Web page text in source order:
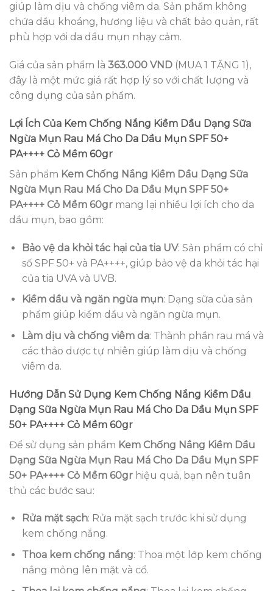
giúp làm dịu và chống viêm da. Sản phẩm không
chứa dầu khoáng, hương liệu và chất bảo quản, rất
phù hợp với da dầu mụn nhạy cảm.
Giá của sản phẩm là 363.000 VND (MUA 1 TẶNG 1),
đây là một mức giá rất hợp lý so với chất lượng và
công dụng của sản phẩm.
Lợi Ích Của Kem Chống Nắng Kiềm Dầu Dạng Sữa
Ngừa Mụn Rau Má Cho Da Dầu Mụn SPF 50+
PA++++ Cỏ Mềm 60gr
Sản phẩm Kem Chống Nắng Kiềm Dầu Dạng Sữa
Ngừa Mụn Rau Má Cho Da Dầu Mụn SPF 50+
PA++++ Cỏ Mềm 60gr mang lại nhiều lợi ích cho da
dầu mụn, bao gồm:
Bảo vệ da khỏi tác hại của tia UV: Sản phẩm có chỉ
số SPF 50+ và PA++++, giúp bảo vệ da khỏi tác hại
của tia UVA và UVB.
Kiềm dầu và ngăn ngừa mụn: Dạng sữa của sản
phẩm giúp kiềm dầu và ngăn ngừa mụn.
Làm dịu và chống viêm da: Thành phần rau má và
các thảo dược tự nhiên giúp làm dịu và chống
viêm da.
Hướng Dẫn Sử Dụng Kem Chống Nắng Kiềm Dầu
Dạng Sữa Ngừa Mụn Rau Má Cho Da Dầu Mụn SPF
50+ PA++++ Cỏ Mềm 60gr
Để sử dụng sản phẩm Kem Chống Nắng Kiềm Dầu
Dạng Sữa Ngừa Mụn Rau Má Cho Da Dầu Mụn SPF
50+ PA++++ Cỏ Mềm 60gr hiệu quả, bạn nên tuân
thủ các bước sau:
Rửa mặt sạch: Rửa mặt sạch trước khi sử dụng
kem chống nắng.
Thoa kem chống nắng: Thoa một lớp kem chống
nắng mỏng lên mặt và cổ.